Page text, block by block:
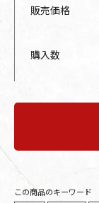
販売価格
購入数
この商品のキーワード